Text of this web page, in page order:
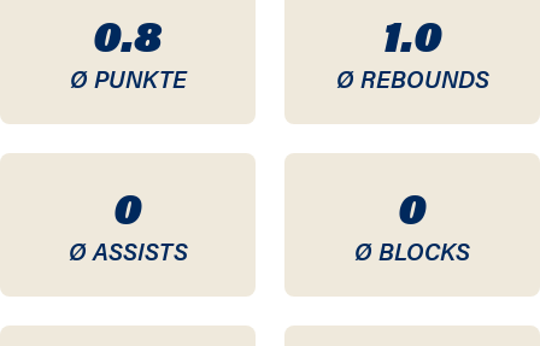
0.8
Ø PUNKTE
1.0
Ø REBOUNDS
0
Ø ASSISTS
0
Ø BLOCKS